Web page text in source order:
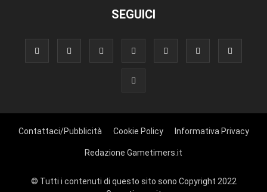
SEGUICI
Contattaci/Pubblicità Cookie Policy Informativa Privacy
Redazione Gametimers.it
© Tutti i contenuti di questo sito sono Copyright 2022